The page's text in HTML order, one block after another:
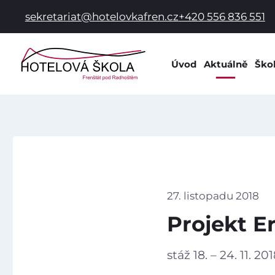
sekretariat@hotelovkafren.cz+420 556 836 551
Úvod Aktuálně
27. listopadu 2018
Projekt
stáž 18. – 24. 11.